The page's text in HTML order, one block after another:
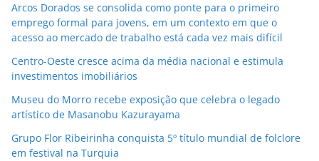
Arcos Dorados se consolida como ponte para o primeiro
emprego formal para jovens, em um contexto em que o
acesso ao mercado de trabalho está cada vez mais difícil
Centro-Oeste cresce acima da média nacional e estimula
investimentos imobiliários
Museu do Morro recebe exposição que celebra o legado
artístico de Masanobu Kazurayama
Grupo Flor Ribeirinha conquista 5º título mundial de folclore
em festival na Turquia